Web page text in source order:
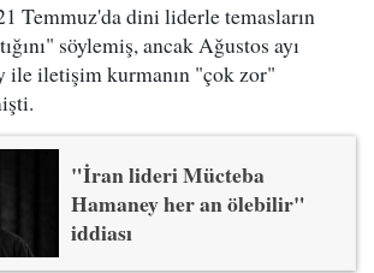
Temmuz'da dini liderle temasların
söylemiş, ancak Ağustos ayı
ile iletişim kurmanın "çok zor"
"İran lideri Mücteba
Hamaney her an ölebilir"
iddiası